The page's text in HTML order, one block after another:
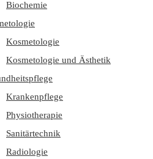
Biochemie
Kosmetologie
Kosmetologie und Ästhetik
Krankenpflege
Physiotherapie
Sanitärtechnik
Radiologie